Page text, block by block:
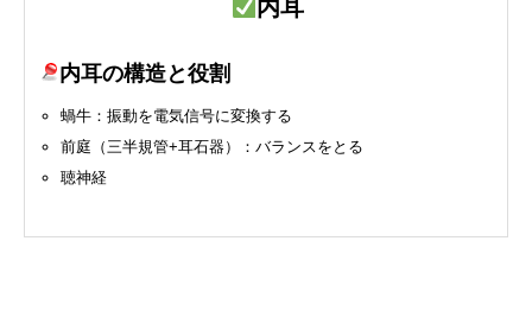
内耳
内耳の構造と役割
蝸牛：振動を電気信号に変換する
前庭（三半規管+耳石器）：バランスをとる
聴神経